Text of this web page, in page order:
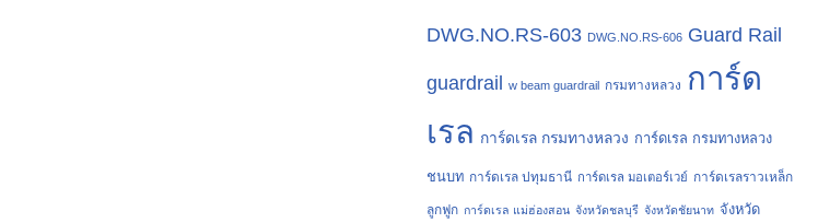
DWG.NO.RS-603 DWG.NO.RS-606 Guard Rail
guardrail w beam guardrail กรมทางหลวง การ์ด
เรล การ์ดเรล กรมทางหลวง การ์ดเรล กรมทางหลวง
ชนบท การ์ดเรล ปทุมธานี การ์ดเรล มอเตอร์เวย์ การ์ดเรลราวเหล็ก
ลูกฟูก การ์ดเรล แม่ฮ่องสอน จังหวัดชลบุรี จังหวัดชัยนาท จังหวัด